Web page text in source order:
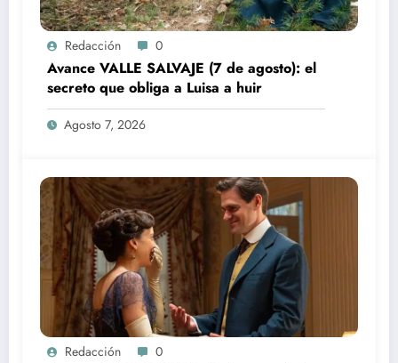
Redacción 0
Avance VALLE SALVAJE (7 de agosto): el
secreto que obliga a Luisa a huir
Agosto 7, 2026
Redacción 0